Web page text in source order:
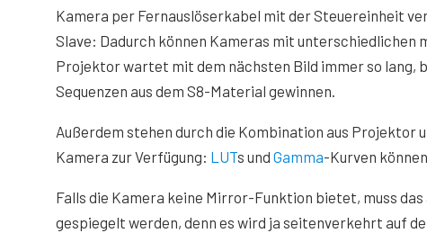
Kamera per Fernauslöserkabel mit der Steuereinheit
Slave: Dadurch können Kameras mit
Projektor wartet mit dem nächsten Bild immer so lang,
Sequenzen aus dem S8-Material gewinnen.
Außerdem stehen durch die Kombination aus
Kamera zur Verfügung: LUTs und Gamma-Kurven
Falls die Kamera keine Mirror-Funktion bietet, muss
gespiegelt werden, denn es wird ja seitenverkehrt auf